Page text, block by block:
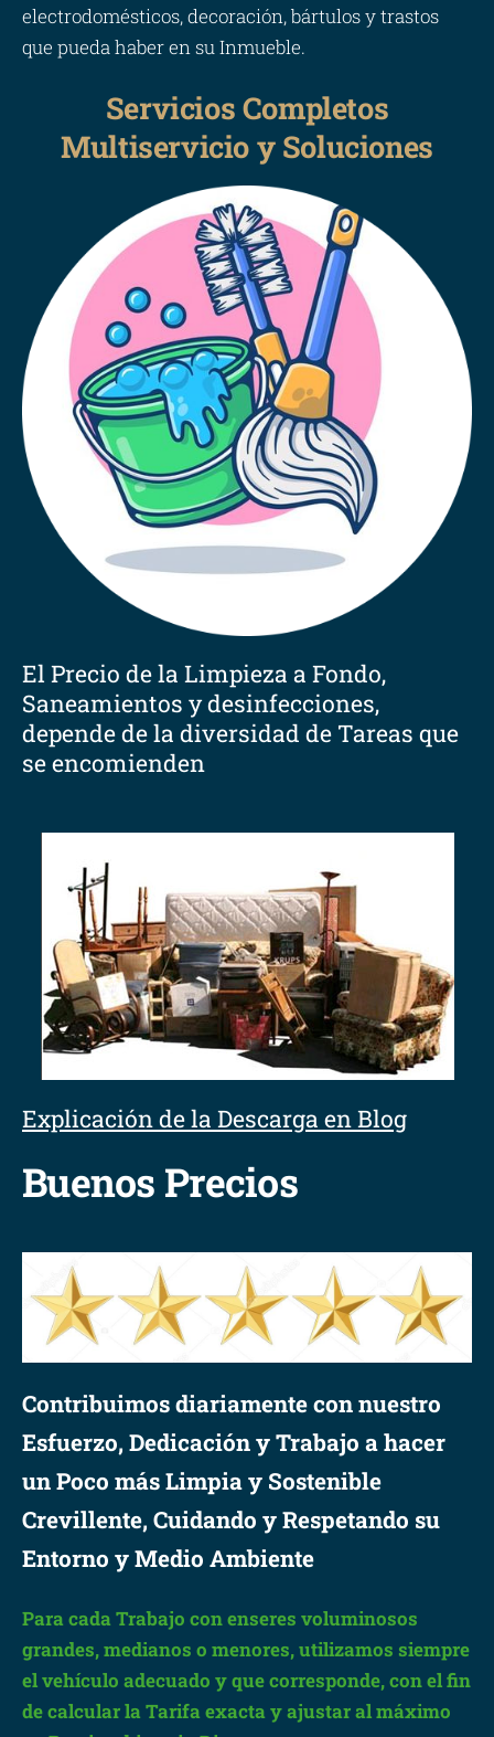
electrodomésticos, decoración, bártulos y trastos
que pueda haber en su Inmueble.
Servicios Completos
Multiservicio y Soluciones
El Precio de la Limpieza a Fondo,
Saneamientos y desinfecciones,
depende de la diversidad de Tareas que
se encomienden
Explicación de la Descarga en Blog
Buenos Precios
Contribuimos diariamente con nuestro
Esfuerzo, Dedicación y Trabajo a hacer
un Poco más Limpia y Sostenible
Crevillente, Cuidando y Respetando su
Entorno y Medio Ambiente
Para cada Trabajo con enseres voluminosos
grandes, medianos o menores, utilizamos siempre
el vehículo adecuado y que corresponde, con el fin
de calcular la Tarifa exacta y ajustar al máximo